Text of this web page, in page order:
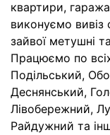
квартири,
виконуємо
зайвої метушні
Працюємо по
Подільський,
Деснянський,
Лівобережний,
Райдужний та